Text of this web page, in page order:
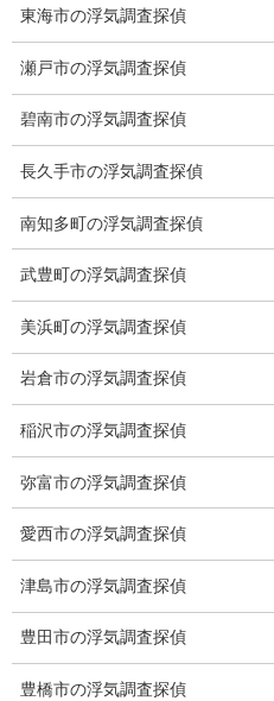
※弊社から24時間以内に返信が無
カテ
メニ
トップ
ご挨拶
システム
クーリング・オフ
東海市の浮気調査探偵
瀬戸市の浮気調査探偵
碧南市の浮気調査探偵
長久手市の浮気調査探偵
南知多町の浮気調査探偵
武豊町の浮気調査探偵
美浜町の浮気調査探偵
岩倉市の浮気調査探偵
稲沢市の浮気調査探偵
弥富市の浮気調査探偵
愛西市の浮気調査探偵
津島市の浮気調査探偵
豊田市の浮気調査探偵
豊橋市の浮気調査探偵